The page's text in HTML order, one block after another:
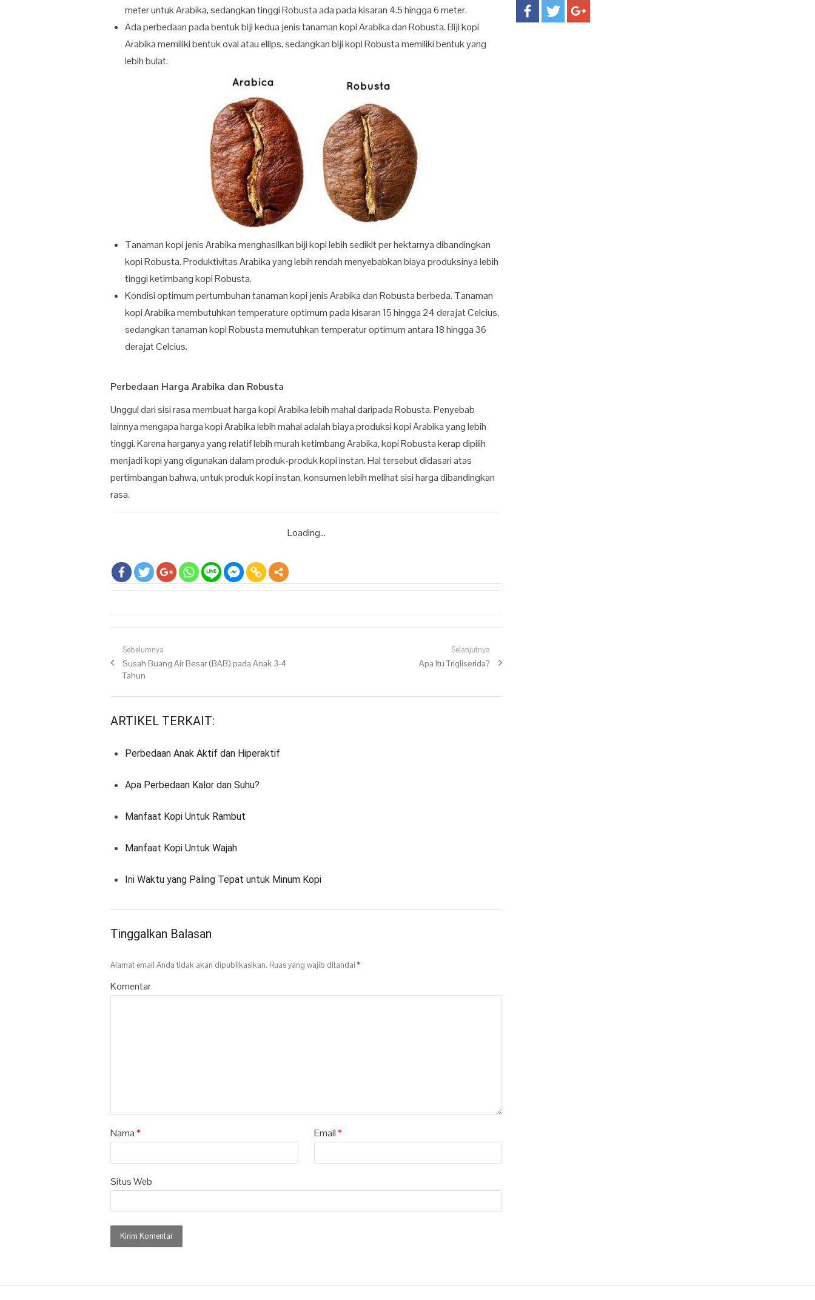
meter untuk Arabika, sedangkan tinggi Robusta ada pada kisaran 4.5 hingga 6 meter.
Ada perbedaan pada bentuk biji kedua jenis tanaman kopi Arabika dan Robusta. Biji kopi
Arabika memiliki bentuk oval atau ellips, sedangkan biji kopi Robusta memiliki bentuk yang
lebih bulat.
Tanaman kopi jenis Arabika menghasilkan biji kopi lebih sedikit per hektarnya dibandingkan
kopi Robusta. Produktivitas Arabika yang lebih rendah menyebabkan biaya produksinya lebih
tinggi ketimbang kopi Robusta.
Kondisi optimum pertumbuhan tanaman kopi jenis Arabika dan Robusta berbeda. Tanaman
kopi Arabika membutuhkan temperature optimum pada kisaran 15 hingga 24 derajat Celcius,
sedangkan tanaman kopi Robusta memutuhkan temperatur optimum antara 18 hingga 36
derajat Celcius.
Perbedaan Harga Arabika dan Robusta
Unggul dari sisi rasa membuat harga kopi Arabika lebih mahal daripada Robusta. Penyebab
lainnya mengapa harga kopi Arabika lebih mahal adalah biaya produksi kopi Arabika yang lebih
tinggi. Karena harganya yang relatif lebih murah ketimbang Arabika, kopi Robusta kerap dipilih
menjadi kopi yang digunakan dalam produk-produk kopi instan. Hal tersebut didasari atas
pertimbangan bahwa, untuk produk kopi instan, konsumen lebih melihat sisi harga dibandingkan
rasa.
Loading...
Navigasi pos
Sebelumnya
Previous post:
Susah Buang Air Besar (BAB) pada Anak 3-4
Tahun
Selanjutnya
Next post:
Apa Itu Trigliserida?
ARTIKEL TERKAIT:
Perbedaan Anak Aktif dan Hiperaktif
Apa Perbedaan Kalor dan Suhu?
Manfaat Kopi Untuk Rambut
Manfaat Kopi Untuk Wajah
Ini Waktu yang Paling Tepat untuk Minum Kopi
Tinggalkan Balasan
Alamat email Anda tidak akan dipublikasikan. Ruas yang wajib ditandai*
Komentar
Nama* Email*
Situs Web